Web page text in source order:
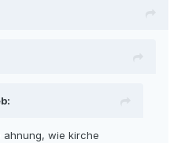
wie kirche